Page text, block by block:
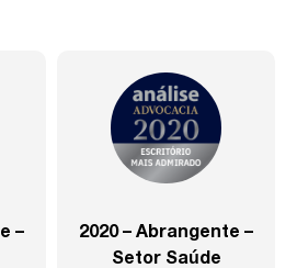
–
2020 – Abrangente –
Setor Saúde